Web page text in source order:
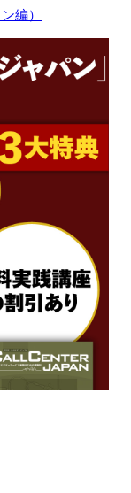
編）